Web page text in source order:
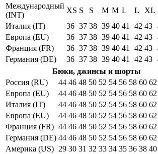
Международный
(INT)
XS S S M M L L XL
Италия (IT)
36 37 38 39 40 41 42 43
Европа (EU)
36 37 38 39 40 41 42 43
Франция (FR)
36 37 38 39 40 41 42 43
Германия (DE)
36 37 38 39 40 41 42 43
Бюки, джинсы и шорты
Россия (RU)
44 46 48 50 52 54 56 58 60 62
Европа (EU)
44 46 48 50 52 54 56 58 60 62
Италия (IT)
44 46 48 50 52 54 56 58 60 62
Европа (EU)
44 46 48 50 52 54 56 58 60 62
Франция (FR) 44 46 48 50 52 54 56 58 60 62
Германия (DE) 44 46 48 50 52 54 56 58 60 62
Америка (US) 29 30 31 32 33 34 35 36 38 40